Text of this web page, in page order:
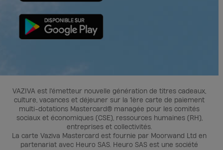
VAZIVA est l'émetteur nouvelle génération de titres cadeaux,
culture, vacances et déjeuner sur la 1ère carte de paiement
multi-dotations Mastercard® managée pour les comités
sociaux et économiques (CSE), ressources humaines (RH),
entreprises et collectivités.
La carte Vaziva Mastercard est fournie par Moorwand Ltd en
partenariat avec Heuro SAS. Heuro SAS est une société